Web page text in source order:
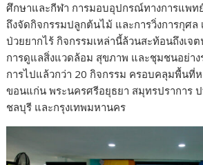
ศึกษาและกีฬา การมอบอุปกรณ์ทางการแพท
ถึงจัดกิจกรรมปลูกต้นไม้ และการวิ่งการกุศ
ป่วยยากไร้ กิจกรรมเหล่านี้ล้วนสะท้อนถึงเ
การดูแลสิ่งแวดล้อม สุขภาพ และชุมชนอย่า
การไปแล้วกว่า 20 กิจกรรม ครอบคลุมพื้นที่
ขอนแก่น พระนครศรีอยุธยา สมุทรปราการ
ชลบุรี และกรุงเทพมหานคร